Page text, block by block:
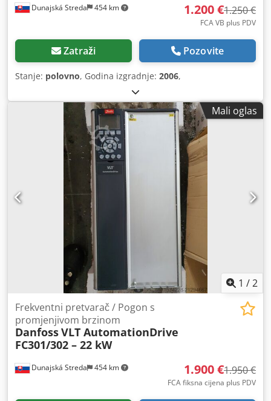
Dunajská Streda 454 km 1.200 €1.250 €
FCA VB plus PDV
Zatraži Pozovite
Stanje: polovno, Godina izgradnje: 2006,
Mali oglas
1 /2
Dunajská Streda 454 km
Frekventni pretvarač / Pogon s
promjenjivom brzinom
DanfossVLT AutomationDrive
FC301/302 – 22 kW
1.900 €1.950 €
FCA fiksna cijena plus PDV